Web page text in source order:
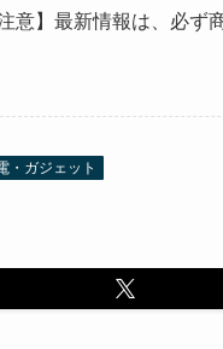
注意】最新情報は、必ず
・ガジェット